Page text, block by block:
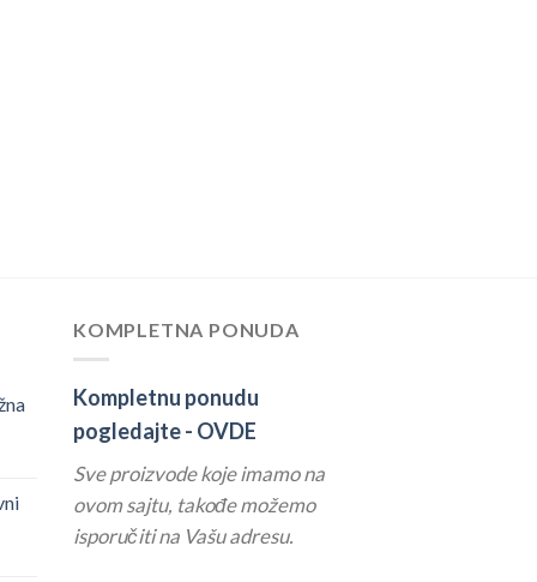
KOMPLETNA PONUDA
Kompletnu ponudu
pogledajte - OVDE
Sve proizvode koje imamo na
ovom sajtu, takođe možemo
isporučiti na Vašu adresu.